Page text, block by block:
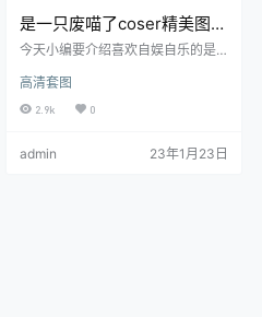
是一只废喵了coser精美图片
整理完成
今天小编要介绍喜欢自娱自乐的是
的存在吧，毕竟她自己都说混圈只
是自娱自.
高清套图
2.9k 0
admin 23年1月23日